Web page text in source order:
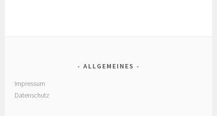
ALLGEMEINES
Impressum
Datenschutz